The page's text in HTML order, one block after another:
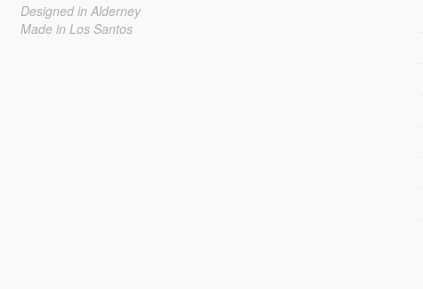
Designed in Alderney
Made in Los Santos